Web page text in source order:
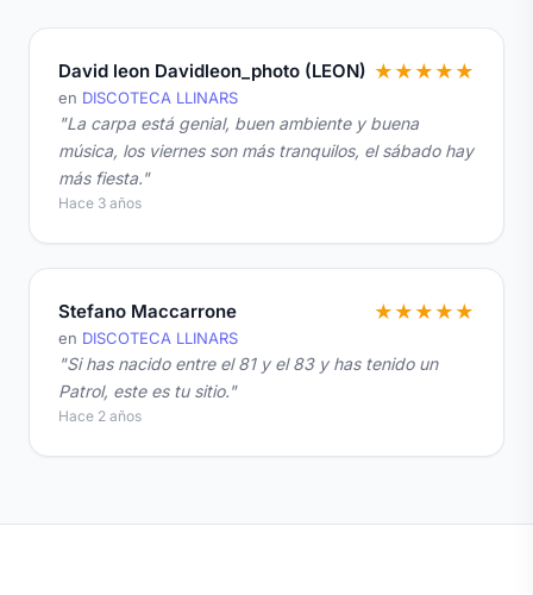
David leon Davidleon_photo (LEON)
en DISCOTECA LLINARS
★ ★ ★ ★ ★
"La carpa está genial, buen ambiente y buena
música, los viernes son más tranquilos, el sábado hay
más fiesta."
Hace 3 años
Stefano Maccarrone
en DISCOTECA LLINARS
★ ★ ★ ★ ★
"Si has nacido entre el 81 y el 83 y has tenido un
Patrol, este es tu sitio."
Hace 2 años